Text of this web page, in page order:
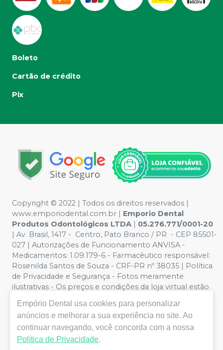
Boleto
Cartão de crédito
Pix
Copyright © 2022 | Todos os direitos reservados |
www.emporiodental.com.br | Emporio Dental
Produtos Odontológicos LTDA | 05.276.771/0001-20
| Av. Brasil, 1417 - Centro, Pato Branco / PR - CEP 85501-
027 | Autorizações de Funcionamento ANVISA -
Medicamentos: 1.09.179-6 - Farmacêutico responsável:
Rosenilda Santos de Souza - CRF-PR nº 38035 | Política
de Privacidade e Segurança - Fotos meramente
ilustrativas - Os preços e condições da loja virtual estão
no site, o valor válido é o do Carrinho de Compra. Não
vendemos por atacado, por isso nos reservamos o
direito de não atender compras de grandes volumes
pelo site.
Empório Dental usa cookies para personalizar
anúncios e melhorar a sua experiência no site. Ao
continuar navegando, você concorda com a nossa
Política de Privacidade.